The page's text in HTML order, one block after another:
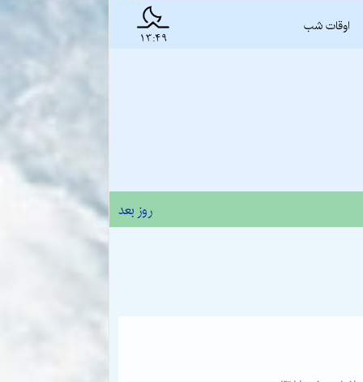
13:49
اوقات شب
روز بعد